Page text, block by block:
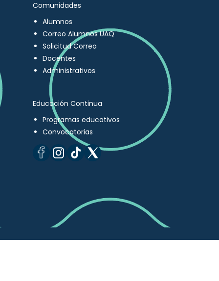
Comunidades
Alumnos
Correo Alumnos UAQ
Solicitud Correo
Docentes
Administrativos
Educación Continua
Programas educativos
Convocatorias